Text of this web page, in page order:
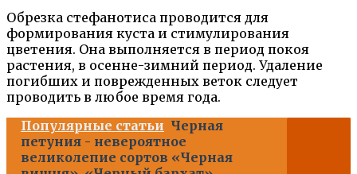
Обрезка стефанотиса проводится для
формирования куста и стимулирования
цветения. Она выполняется в период покоя
растения, в осенне-зимний период. Удаление
погибших и поврежденных веток следует
проводить в любое время года.
Популярные статьи Черная
петуния - невероятное
великолепие сортов «Черная